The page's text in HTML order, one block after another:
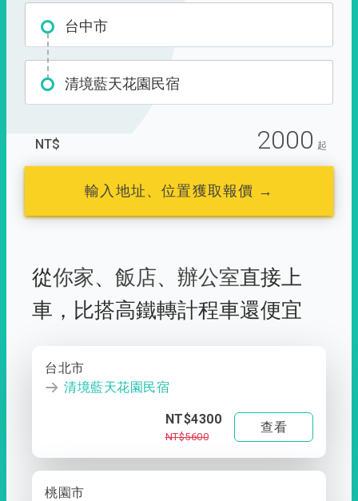
台中市
清境藍天花園民宿
NT$ 2000 起
輸入地址、位置獲取報價 →
從你家、 飯店、 辦公室直接上
車， 比搭高鐵轉計程車還便宜
台北市
清境藍天花園民宿
NT$4300
NT$5600
查看
桃園市